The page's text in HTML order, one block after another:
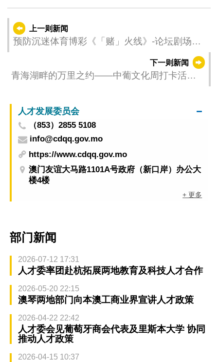
上一则新闻
预防沉迷体育博彩《「赌」火线》-论坛剧场巡
下一则新闻
青海湖畔的万里之约——中葡文化周打卡活动
人才发展委员会
（853）2855 5108
info@cdqq.gov.mo
https://www.cdqq.gov.mo
澳门友谊大马路1101A号政府（新口岸）办公大
楼4楼
+ 更多
部门新闻
2026-07-12 17:31
人才委率团赴杭拓展两地教育及科技人才合作
2026-05-20 22:15
澳琴两地部门向本澳工商业界宣讲人才政策
2026-04-22 22:42
人才委会见葡萄牙商会代表及里斯本大学 协同
推动人才政策
2026-04-15 10:37